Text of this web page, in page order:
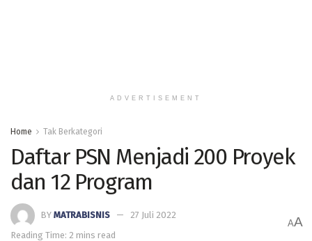
ADVERTISEMENT
Home Tak Berkategori
Daftar PSN Menjadi 200 Proyek
dan 12 Program
BY MATRABISNIS
27 Juli 2022
Reading Time: 2 mins read
AA